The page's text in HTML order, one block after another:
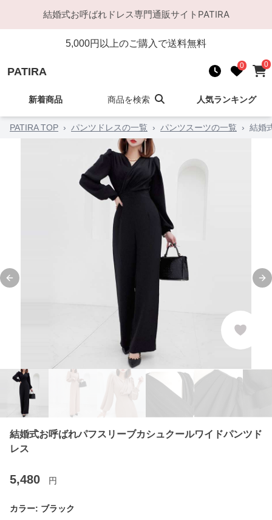
結婚式お呼ばれドレス専門通販サイト PATIRA
5,000円以上のご購入で送料無料
PATIRA 0 0
新着商品 商品を検索 人気ランキング
PATIRA TOP › パンツドレスの一覧 › パンツスーツの一覧 › 結婚
Previous slide
結婚式お呼ばれパフスリーブカシュクールワイドパンツド
レス
5,480 円
カラー: ブラック